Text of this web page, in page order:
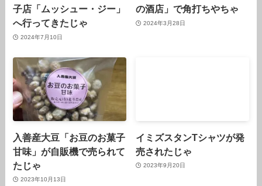
子店「ムッシュー・ジー」
へ行ってきたじゃ
2024年7月10日
の酒店」で角打ちやちゃ
2024年3月28日
入善産大豆「お豆のお菓子
甘味」が自販機で売られて
たじゃ
2023年10月13日
イミズスタンTシャツが発
売されたじゃ
2023年9月20日